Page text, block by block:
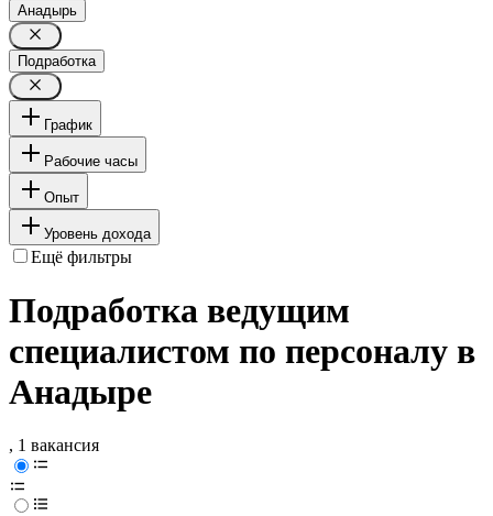
Анадырь
Подработка
График
Рабочие часы
Опыт
Уровень дохода
Ещё фильтры
Подработка ведущим
специалистом по персоналу в
Анадыре
, 1 вакансия